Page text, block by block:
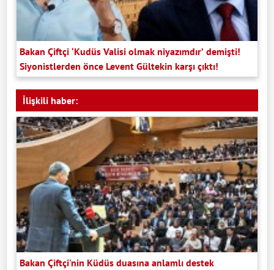
Bakan Çiftçi ‘Kudüs Valisi olmak niyazımdır’ demişti!
Siyonistlerden önce Levent Gültekin karşı çıktı!
İlişkili haber:
Bakan Çiftçi'nin Küdüs duasına anlamlı destek